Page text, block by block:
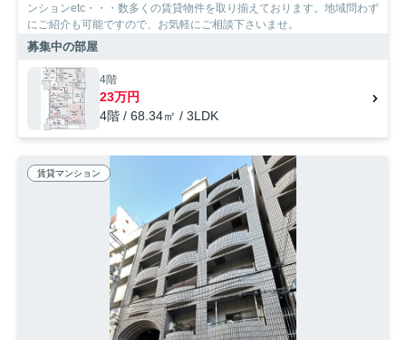
ンションetc・・・数多くの賃貸物件を取り揃えております。地域問わず
にご紹介も可能ですので、お気軽にご相談下さいませ。
募集中の部屋
4階
23万円
4階 / 68.34㎡ / 3LDK
賃貸マンション